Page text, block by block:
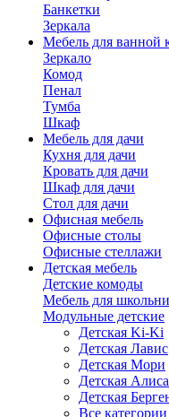
Банкетки
Зеркала
Мебель для ванной
Зеркало
Комод
Пенал
Тумба
Шкаф
Мебель для дачи
Кухня для дачи
Кровать для дачи
Шкаф для дачи
Стол для дачи
Офисная мебель
Офисные столы
Офисные стеллажи
Детская мебель
Детские комоды
Мебель для
Модульные детские
Детская Ki-Ki
Детская Лавис
Детская Мори
Детская Алиса
Детская
Все